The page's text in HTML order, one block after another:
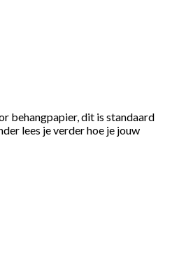
behangpapier, dit is standaard
lees je verder hoe je jouw